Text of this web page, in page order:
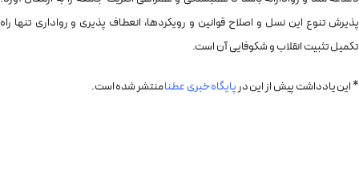
پذیرش تنوع این نسل و اصلاح قوانین و رویکردها، انعطاف پذیری و رواداری تنها راه
تکمیل تثبیت انقلاب و شکوفایی آن است.
* این یادداشت پیش از این در پایگاه خبری عطنامنتشر شده است.